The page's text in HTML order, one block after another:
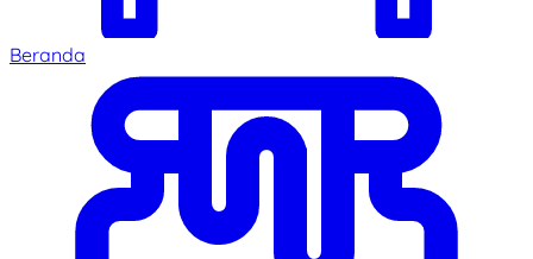
Beranda